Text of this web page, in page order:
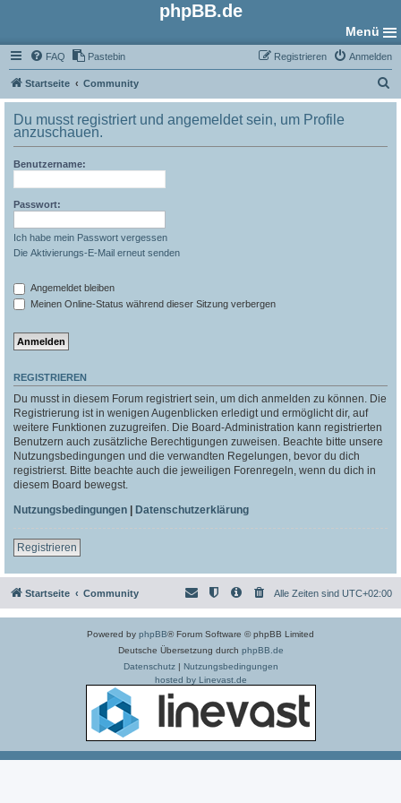
phpBB.de
Menü
FAQ Pastebin Anmelden
Registrieren
Startseite Community
u
Du musst registriert und angemeldet sein, um Profile
anzuschauen.
Benutzername:
Passwort:
Ich habe mein Passwort vergessen
Die Aktivierungs-E-Mail erneut senden
Angemeldet bleiben
Meinen Online-Status während dieser Sitzung verbergen
REGISTRIEREN
Du musst in diesem Forum registriert sein, um dich anmelden zu können. Die
Registrierung ist in wenigen Augenblicken erledigt und ermöglicht dir, auf
weitere Funktionen zuzugreifen. Die Board-Administration kann registrierten
Benutzern auch zusätzliche Berechtigungen zuweisen. Beachte bitte unsere
Nutzungsbedingungen und die verwandten Regelungen, bevor du dich
registrierst. Bitte beachte auch die jeweiligen Forenregeln, wenn du dich in
diesem Board bewegst.
Nutzungsbedingungen | Datenschutzerklärung
Registrieren
Startseite Community Alle Zeiten sind UTC+02:00
Powered by phpBB® Forum Software © phpBB Limited
Deutsche Übersetzung durch phpBB.de
Datenschutz| Nutzungsbedingungen
hosted by Linevast.de